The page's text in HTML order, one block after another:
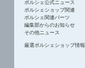
ポルシェ公式ニュース
ポルシェショップ関連
ポルシェ関連パーツ
編集部からのお知らせ
その他ニュース
厳選ポルシェショップ情報